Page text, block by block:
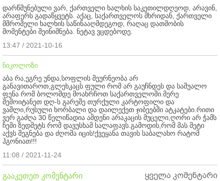
დარწმუნებული ვარ, ქართველი ხალხის საკეთილდღეოდ, არავინ,
არაფერს გადაწყვეტს. აქაც, საქართველოს მხრიდან, ქართველი
მშრომელი ხალხის საწინააღმდეგოდ, რაღაც დათმობის
მომენტები შეინიშნება. ნეტავ ვცდებოდე.
13:47 / 2021-10-16
ნიკოლოზი
აბა რა,ეგრე უნდა,სოფლის მეურნეობა არ
განავითაროთ,გლეხკაცს ფული რომ არ გაუჩნდეს და საშუალო
ფენა რომ ბოლომდე მოახრჩოთ საქართველოში.მერე
შემოიტანეთ დღ-ს გარეშე თურქული კარტოფილი და
ვაშლი,რუსული ხორბალი და დაილექეთ ჯიბეებში ატკატები.რითი
ვერ გაძღა 30 წელიწადია ამდენი არაკაცის მუცელი,ღორი არ ჭამს
ჩემი ზედმეტს რომ დავუსხამ სალაფავს.გამოდის,რომ მას მეტი
აქვს შეგნება და ძღომა იცის!ქვეყანა თავის საბალახო რატომ
ჰგონიათ!!!
11:08 / 2021-11-24
გააკეთეთ კომენტარი ყველა კომენტარი